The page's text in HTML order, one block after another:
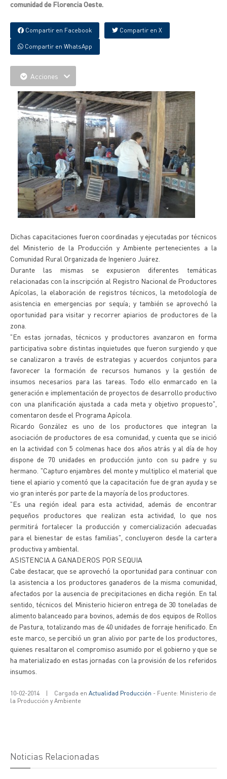
comunidad de Florencia Oeste.
Compartir en Facebook Compartir en X
Compartir en WhatsApp
Acciones
Dichas capacitaciones fueron coordinadas y ejecutadas por técnicos
del Ministerio de la Producción y Ambiente pertenecientes a la
Comunidad Rural Organizada de Ingeniero Juárez.
Durante las mismas se expusieron diferentes temáticas
relacionadas con la inscripción al Registro Nacional de Productores
Apícolas, la elaboración de registros técnicos, la metodología de
asistencia en emergencias por sequía; y también se aprovechó la
oportunidad para visitar y recorrer apiarios de productores de la
zona.
"En estas jornadas, técnicos y productores avanzaron en forma
participativa sobre distintas inquietudes que fueron surgiendo y que
se canalizaron a través de estrategias y acuerdos conjuntos para
favorecer la formación de recursos humanos y la gestión de
insumos necesarios para las tareas. Todo ello enmarcado en la
generación e implementación de proyectos de desarrollo productivo
con una planificación ajustada a cada meta y objetivo propuesto",
comentaron desde el Programa Apícola.
Ricardo González es uno de los productores que integran la
asociación de productores de esa comunidad, y cuenta que se inició
en la actividad con 5 colmenas hace dos años atrás y al día de hoy
dispone de 70 unidades en producción junto con su padre y su
hermano. "Capturo enjambres del monte y multiplico el material que
tiene el apiario y comentó que la capacitación fue de gran ayuda y se
vio gran interés por parte de la mayoría de los productores.
"Es una región ideal para esta actividad, además de encontrar
pequeños productores que realizan esta actividad, lo que nos
permitirá fortalecer la producción y comercialización adecuadas
para el bienestar de estas familias", concluyeron desde la cartera
productiva y ambiental.
ASISTENCIA A GANADEROS POR SEQUIA
Cabe destacar, que se aprovechó la oportunidad para continuar con
la asistencia a los productores ganaderos de la misma comunidad,
afectados por la ausencia de precipitaciones en dicha región. En tal
sentido, técnicos del Ministerio hicieron entrega de 30 toneladas de
alimento balanceado para bovinos, además de dos equipos de Rollos
de Pastura, totalizando mas de 40 unidades de forraje henificado. En
este marco, se percibió un gran alivio por parte de los productores,
quienes resaltaron el compromiso asumido por el gobierno y que se
ha materializado en estas jornadas con la provisión de los referidos
insumos.
10-02-2014 | Cargada en Actualidad Producción - Fuente: Ministerio de
la Producción y Ambiente
Noticias Relacionadas